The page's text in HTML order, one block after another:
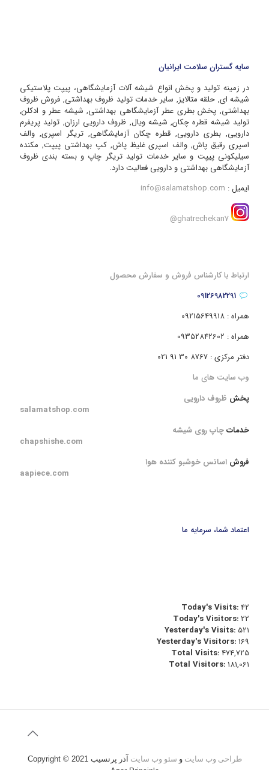
سایه گستران سلامت ایرانیان
در زمینه تولید و پخش انواع شیشه آلات آزمایشگاهی، پیپت پلاستیکی
شیشه ای, حلقه متالایز, سایر خدمات تولید ظروف بهداشتی, فروش ظروف
بهداشتی, پخش بطری عطر آزمایشگاهی بهداشتی, شیشه عطر و ادکلن,
تولید شیشه قطره چکان, شیشه ویال, ظروف دارویی ارزان, تولید پریفرم
دارویی, بطری دارویی, قطره چکان آزمایشگاهی, تریگر اسپری, والف
اسپری رقیق پاش, والف اسپری غلیظ پاش, کپ بهداشتی پیپت, مکنده
سیلیکونی پیپت و سایر خدمات تولید تریگر چاپ و بسته بندی ظروف
آزمایشگاهی بهداشتی و دارویی فعالیت دارد.
ایمیل : info@salamatshop.com
ghatrechekan7@
ارتباط با کارشناس فروش و سفارش محصول
09126982291
همراه : 09215649918
همراه : 09352842602
دفتر مرکزی : 8767 30 91 021
وب سایت های ما
پخش ظروف دارویی
salamatshop.com
خدماتچاپ روی شیشه
chapshishe.com
فروش اسانس خوشبو کننده هوا
aapiece.com
اعتماد شما، سرمایه ما
Today's Visits:42
Today's Visitors:22
Yesterday's Visits: 521
Yesterday's Visitors:169
Total Visits:474,725
Total Visitors:181,061
طراحی وب سایت و سئو وب سایت آذر پرنسیب Copyright © 2021